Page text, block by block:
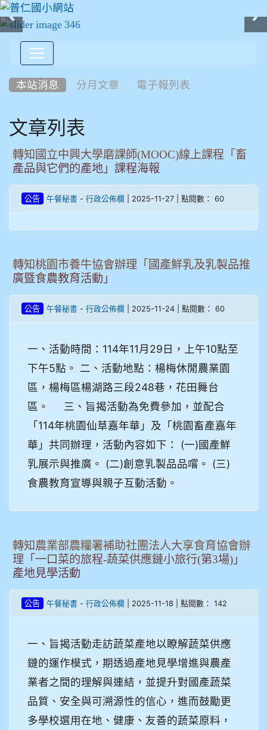
本站消息 分月文章 電子報列表
文章列表
轉知國立中興大學磨課師(MOOC)線上課程「畜
產品與它們的產地」課程海報
公告 午餐秘書 - 行政公佈欄 | 2025-11-27 | 點閱數： 60
轉知桃園市養牛協會辦理「國產鮮乳及乳製品推
廣暨食農教育活動」
公告 午餐秘書 - 行政公佈欄 | 2025-11-24 | 點閱數： 60
一、活動時間：114年11月29日，上午10點至
下午5點。 二、活動地點：楊梅休閒農業園
區，楊梅區楊湖路三段248巷，花田舞台
區。 三、旨揭活動為免費參加，並配合
「114年桃園仙草嘉年華」及「桃園畜產嘉年
華」共同辦理，活動內容如下： (一)國產鮮
乳展示與推廣。 (二)創意乳製品品嚐。 (三)
食農教育宣導與親子互動活動。
轉知農業部農糧署補助社團法人大享食育協會辦
理「一口菜的旅程-蔬菜供應鏈小旅行(第3場)」
產地見學活動
公告 午餐秘書 - 行政公佈欄 | 2025-11-18 | 點閱數： 142
一、旨揭活動走訪蔬菜產地以瞭解蔬菜供應
鏈的運作模式，期透過產地見學增進與農產
業者之間的理解與連結，並提升對國產蔬菜
品質、安全與可溯源性的信心，進而鼓勵更
多學校選用在地、健康、友善的蔬菜原料，